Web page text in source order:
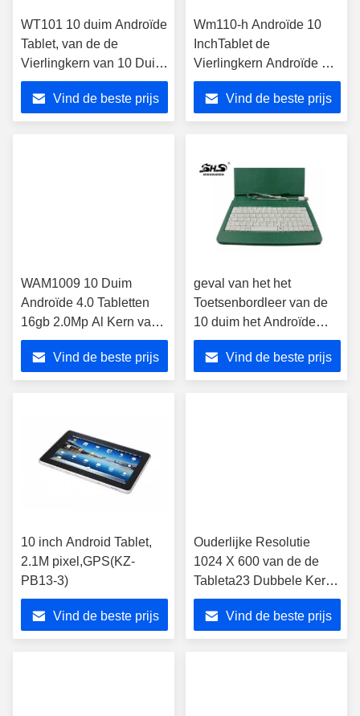
WT101 10 duim Androïde
Tablet, van de de
Vierlingkern van 10 Duim
de Androïde 4.4 Tablet
A33 Dubbele Camera
Wifi 2MP
Vind de beste prijs
Wm110-h Androïde 10
InchTablet de
Vierlingkern Androïde 3g
HDMI die van PC Tablet
roept Vind de beste prijs
WAM1009 10 Duim
Androïde 4.0 Tabletten
16gb 2.0Mp Al Kern van
Winnaara83t Octa
Vind de beste prijs
geval van het het
Toetsenbordleer van de
10 duim het Androïde
Tablet met
Tribuneontwerp
Vind de beste prijs
10 inch Android Tablet,
2.1M pixel,GPS(KZ-
PB13-3)
Vind de beste prijs
Ouderlijke Resolutie
1024 X 600 van de de
Tableta23 Dubbele Kern
van Controle Slimme
Jonge geitjes Androïde
Vind de beste prijs